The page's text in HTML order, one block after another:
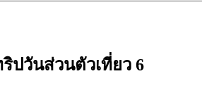
ปวันส่วนตัวเที่ยว 6